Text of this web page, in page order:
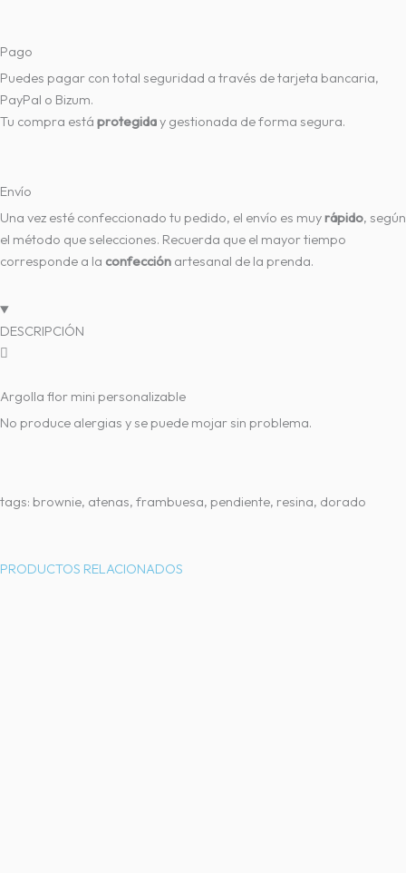
Pago
Puedes pagar con total seguridad a través de tarjeta bancaria,
PayPal o Bizum.
Tu compra está protegiday gestionada de forma segura.
Envío
Una vez esté confeccionado tu pedido, el envío es muyrápido, según
el método que selecciones. Recuerda que el mayor tiempo
corresponde a la confección artesanal de la prenda.
DESCRIPCIÓN
Argolla flor mini personalizable
No produce alergias y se puede mojar sin problema.
tags: brownie, atenas, frambuesa, pendiente, resina, dorado
PRODUCTOS RELACIONADOS